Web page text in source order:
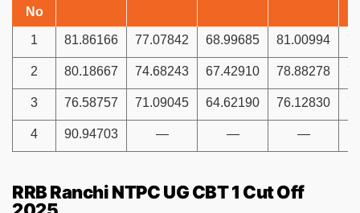
No
1 81.86166 77.07842 68.99685 81.00994
2 80.18667 74.68243 67.42910 78.88278
3 76.58757 71.09045 64.62190 76.12830
4 90.94703 — — —
RRB Ranchi NTPC UG CBT 1 Cut Off